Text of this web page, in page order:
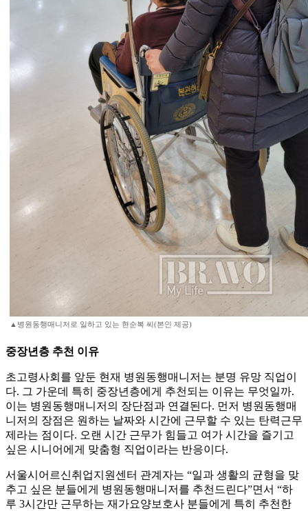
▲병원동행매니저로 일하고 있는 현순복 씨(본인 제공)
중장년층 추천 이유
초고령사회를 앞둔 현재 병원동행매니저는 분명 유망 직업이
다. 그 가운데 특히 중장년층에게 추천되는 이유는 무엇일까.
이는 병원동행매니저의 장단점과 연결된다. 먼저 병원동행매
니저의 장점은 원하는 날짜와 시간에 근무할 수 있는 탄력근무
제라는 점이다. 오랜 시간 근무가 힘들고 여가 시간을 즐기고
싶은 시니어에게 맞춤형 직업이라는 반응이다.
서울시어르신취업지원센터 관계자는 “일과 생활의 균형을 맞
추고 싶은 분들에게 병원동행매니저를 추천드린다”면서 “하
루 3시간만 근무하는 재가요양보호사 분들에게 특히 추천한